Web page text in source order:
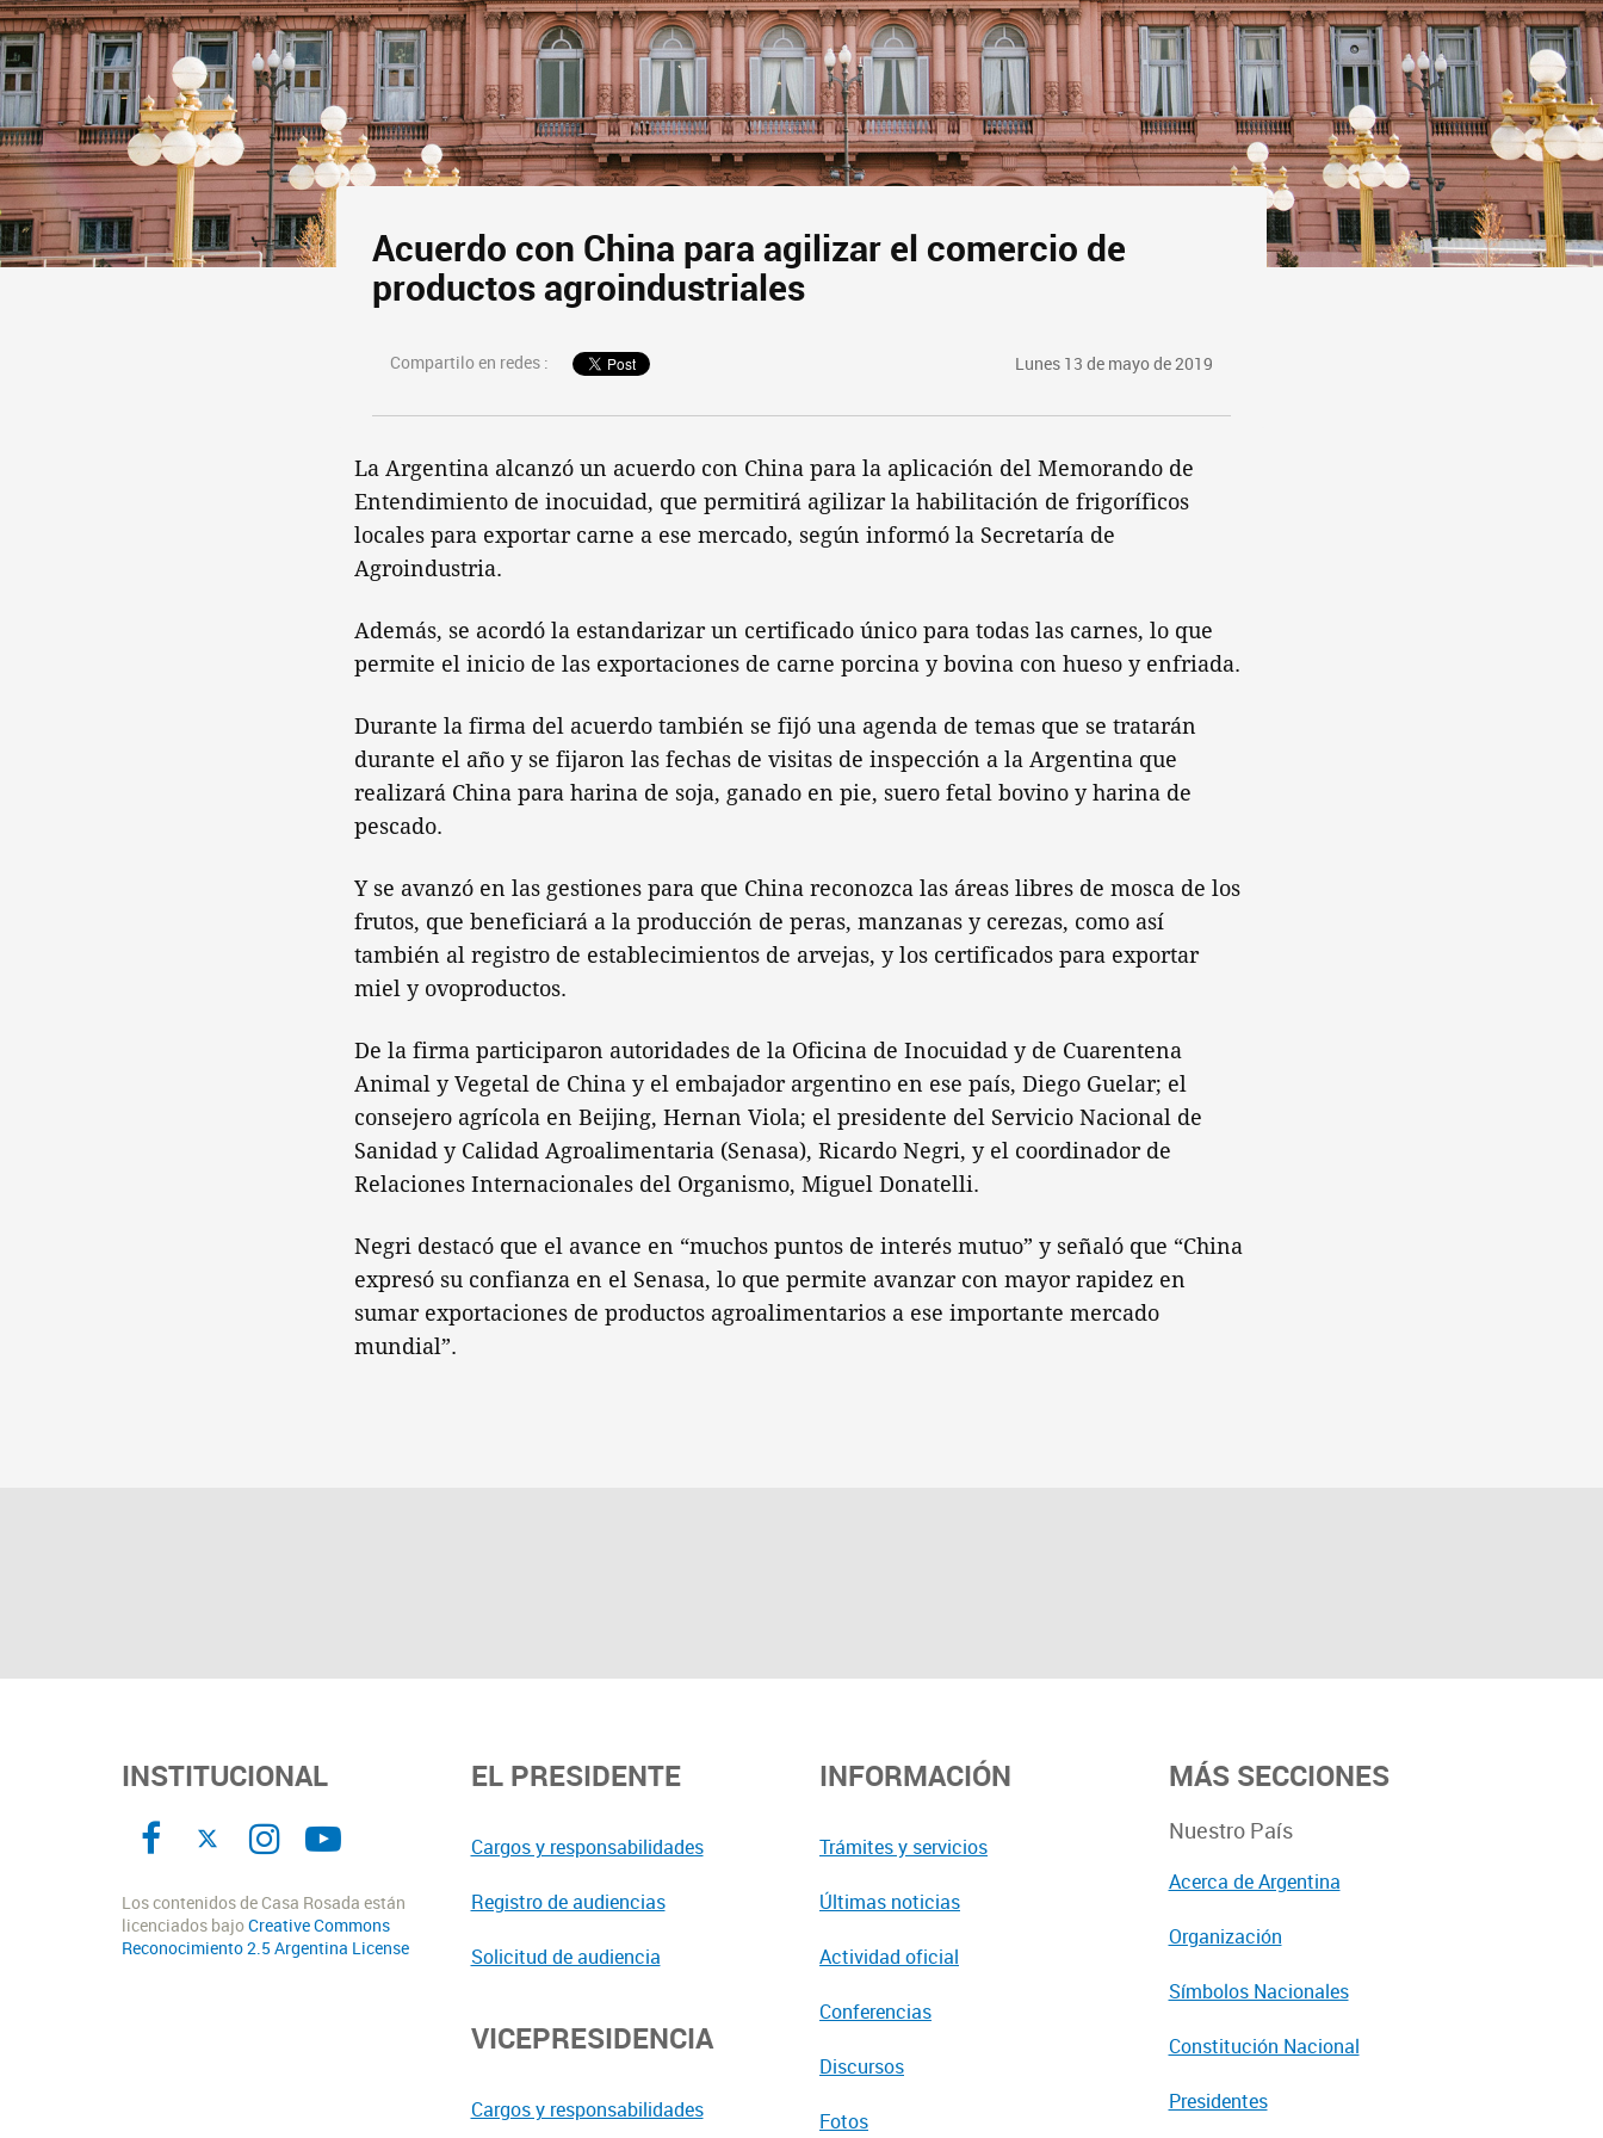
Acuerdo con China para agilizar el comercio de
productos agroindustriales
Compartilo en redes : Lunes 13 de mayo de 2019
La Argentina alcanzó un acuerdo con China para la aplicación del Memorando de
Entendimiento de inocuidad, que permitirá agilizar la habilitación de frigoríficos
locales para exportar carne a ese mercado, según informó la Secretaría de
Agroindustria.
Además, se acordó la estandarizar un certificado único para todas las carnes, lo que
permite el inicio de las exportaciones de carne porcina y bovina con hueso y enfriada.
Durante la firma del acuerdo también se fijó una agenda de temas que se tratarán
durante el año y se fijaron las fechas de visitas de inspección a la Argentina que
realizará China para harina de soja, ganado en pie, suero fetal bovino y harina de
pescado.
Y se avanzó en las gestiones para que China reconozca las áreas libres de mosca de los
frutos, que beneficiará a la producción de peras, manzanas y cerezas, como así
también al registro de establecimientos de arvejas, y los certificados para exportar
miel y ovoproductos.
De la firma participaron autoridades de la Oficina de Inocuidad y de Cuarentena
Animal y Vegetal de China y el embajador argentino en ese país, Diego Guelar; el
consejero agrícola en Beijing, Hernan Viola; el presidente del Servicio Nacional de
Sanidad y Calidad Agroalimentaria (Senasa), Ricardo Negri, y el coordinador de
Relaciones Internacionales del Organismo, Miguel Donatelli.
Negri destacó que el avance en “muchos puntos de interés mutuo” y señaló que “China
expresó su confianza en el Senasa, lo que permite avanzar con mayor rapidez en
sumar exportaciones de productos agroalimentarios a ese importante mercado
mundial”.
INSTITUCIONAL
Los contenidos de Casa Rosada están
licenciados bajoCreative Commons
Reconocimiento 2.5 Argentina License
EL PRESIDENTE
Cargos y responsabilidades
Registro de audiencias
Solicitud de audiencia
VICEPRESIDENCIA
Cargos y responsabilidades
INFORMACIÓN
Trámites y servicios
Últimas noticias
Actividad oficial
Conferencias
Discursos
Fotos
MÁS SECCIONES
Nuestro País
Acerca de Argentina
Organización
Símbolos Nacionales
Constitución Nacional
Presidentes